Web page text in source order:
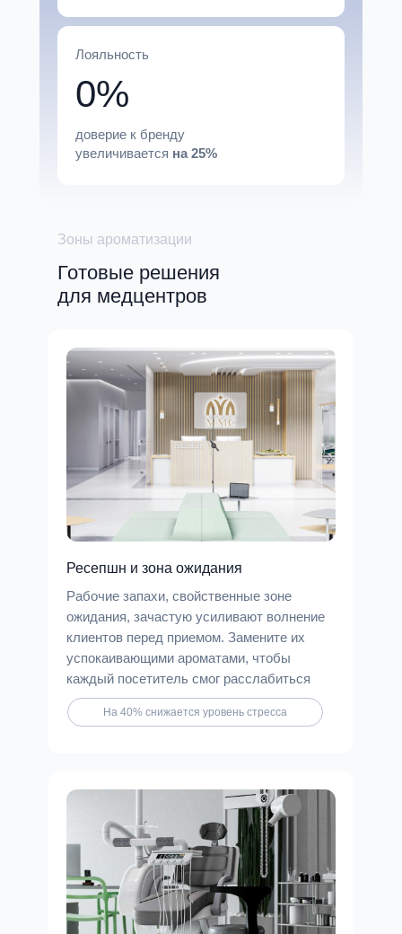
0%
Лояльность
доверие к бренду
увеличивается на 25%
Готовые решения
для медцентров
Зоны ароматизации
Рабочие запахи, свойственные зоне
ожидания, зачастую усиливают волнение
клиентов перед приемом. Замените их
успокаивающими ароматами, чтобы
каждый посетитель смог расслабиться
Ресепшн и зона ожидания
На 40% снижается уровень стресса